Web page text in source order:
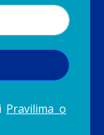
i Pravilima o